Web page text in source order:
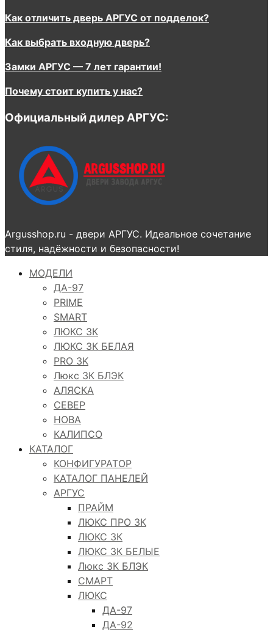
Как отличить дверь АРГУС от подделок?
Как выбрать входную дверь?
Замки АРГУС — 7 лет гарантии!
Почему стоит купить у нас?
Официальный дилер АРГУС:
Argusshop.ru - двери АРГУС. Идеальное сочетание
стиля, надёжности и безопасности!
МОДЕЛИ
ДА-97
PRIME
SMART
ЛЮКС 3К
ЛЮКС 3К БЕЛАЯ
PRO 3K
Люкс 3К БЛЭК
АЛЯСКА
СЕВЕР
НОВА
КАЛИПСО
КАТАЛОГ
КОНФИГУРАТОР
КАТАЛОГ ПАНЕЛЕЙ
АРГУС
ПРАЙМ
ЛЮКС ПРО 3К
ЛЮКС 3К
ЛЮКС 3К БЕЛЫЕ
Люкс 3К БЛЭК
СМАРТ
ЛЮКС
ДА-97
ДА-92